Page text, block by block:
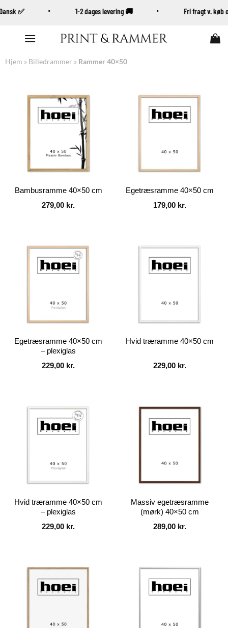
Dansk ✅ 1-2 dages levering 🚚 Fri fragt v.
indhold
Hjem » Billedrammer » Rammer 40×50
Bambusramme 40×50 cm
279,00 kr.
Egetræsramme 40×50 cm
179,00 kr.
Egetræsramme 40×50 cm
– plexiglas
229,00 kr.
Hvid træramme 40×50 cm
229,00 kr.
Hvid træramme 40×50 cm
– plexiglas
229,00 kr.
Massiv egetræsramme
(mørk) 40×50 cm
289,00 kr.